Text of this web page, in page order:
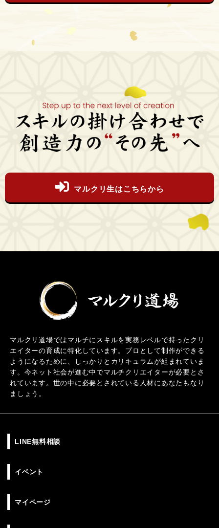
マルクリ生はこちらから
マルクリ道場ではマルチにスキルを実務レベルで持ったクリ
エイターの育成に特化しています。プロとして制作ができる
ようになるために、しっかりとカリキュラムが組まれていま
す。今ネット社会が進む中でマルチクリエイターが必要とさ
れています。世の中に必要とされている人材にあなたもなり
ましょう。
LINE無料相談
イベント
マイページ